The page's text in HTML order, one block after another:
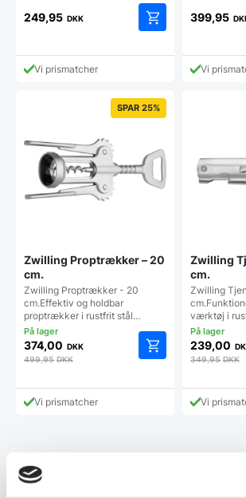
249,95 DKK
Vi prismatcher
399,95
Vi
SPAR 25%
Zwilling Proptrækker – 20
cm.
Zwilling Proptrækker - 20
cm.Effektiv og holdbar
proptrækker i rustfrit stål…
374,00 DKK
499,95DKK
Vi prismatcher
Zwilling
cm.
Zwilling
værktøj i
239,00
349,95DKK
Vi
Kundetilfredshed